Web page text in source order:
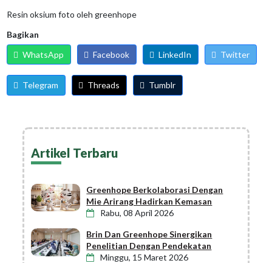
Resin oksium foto oleh greenhope
Bagikan
WhatsApp
Facebook LinkedIn Twitter
Telegram Threads Tumblr
Artikel Terbaru
Greenhope Berkolaborasi Dengan
Mie Arirang Hadirkan Kemasan
Rabu, 08 April 2026
Brin Dan Greenhope Sinergikan
Penelitian Dengan Pendekatan
Minggu, 15 Maret 2026